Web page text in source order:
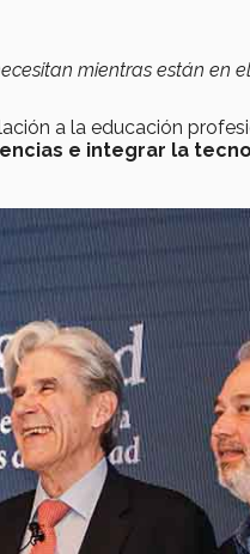
mientras están en
a la educación
e integrar la